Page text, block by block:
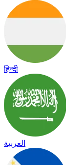
हिन्दी
العربية